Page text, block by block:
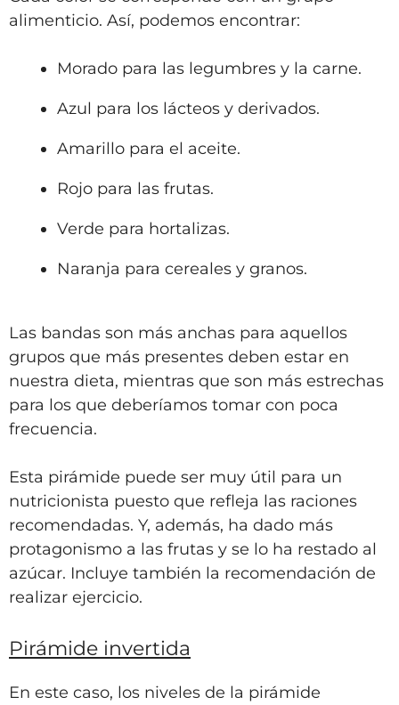
alimenticio. Así, podemos encontrar:
Morado para las legumbres y la carne.
Azul para los lácteos y derivados.
Amarillo para el aceite.
Rojo para las frutas.
Verde para hortalizas.
Naranja para cereales y granos.
Las bandas son más anchas para aquellos
grupos que más presentes deben estar en
nuestra dieta, mientras que son más estrechas
para los que deberíamos tomar con poca
frecuencia.
Esta pirámide puede ser muy útil para un
nutricionista puesto que refleja las raciones
recomendadas. Y, además, ha dado más
protagonismo a las frutas y se lo ha restado al
azúcar. Incluye también la recomendación de
realizar ejercicio.
Pirámide invertida
En este caso, los niveles de la pirámide